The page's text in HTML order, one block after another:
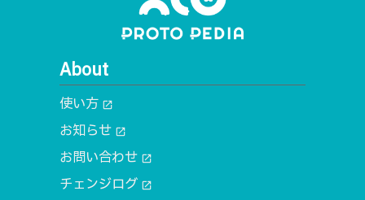
About
使い方 open_in_new
お知らせ open_in_new
お問い合わせ open_in_new
チェンジログ open_in_new